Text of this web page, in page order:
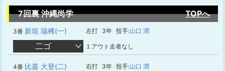
7回裏 沖縄尚学 TOPへ
3番 新垣 瑞稀(一) 左打 3年 投手:山口 潤
二ゴ １アウト走者なし
4番 比嘉 大登(二) 右打 3年 投手:山口 潤